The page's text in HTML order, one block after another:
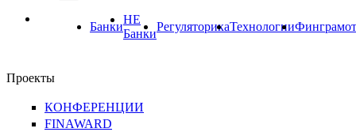
Банки
НЕ
Банки
РегуляторикаТехнологии
Проекты
КОНФЕРЕНЦИИ
FINAWARD